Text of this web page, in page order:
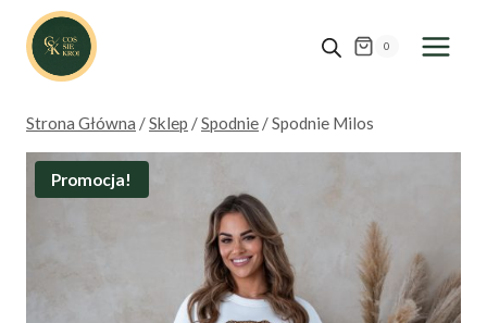
Przejdź
treści
0
Strona Główna /Sklep /Spodnie /Spodnie Milos
Promocja!